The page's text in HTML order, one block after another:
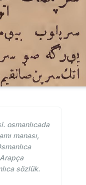
osmanlıcada
manası,
sözlük.